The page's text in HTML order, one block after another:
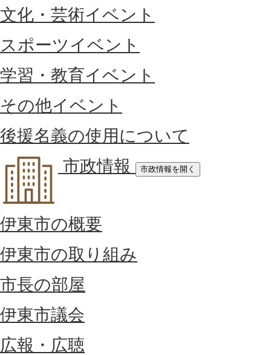
文化・芸術イベント
スポーツイベント
学習・教育イベント
その他イベント
後援名義の使用について
市政情報
市政情報を開く
伊東市の概要
伊東市の取り組み
市長の部屋
伊東市議会
広報・広聴